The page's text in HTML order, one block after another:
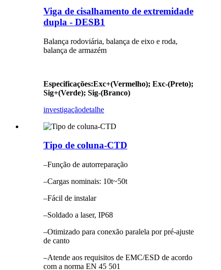
Viga de cisalhamento de extremidade
dupla - DESB1
Balança rodoviária, balança de eixo e roda,
balança de armazém
Especificações:Exc+(Vermelho); Exc-(Preto);
Sig+(Verde); Sig-(Branco)
investigaçãodetalhe
Tipo de coluna-CTD
–Função de autorreparação
–Cargas nominais: 10t~50t
–Fácil de instalar
–Soldado a laser, IP68
–Otimizado para conexão paralela por pré-ajuste
de canto
–Atende aos requisitos de EMC/ESD de acordo
com a norma EN 45 501